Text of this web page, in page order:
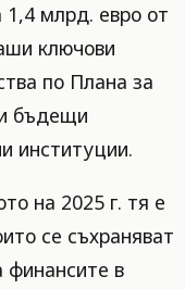
млрд. евро от
ключови
по Плана за
бъдещи
институции.
на 2025 г. тя е
се съхраняват
финансите в